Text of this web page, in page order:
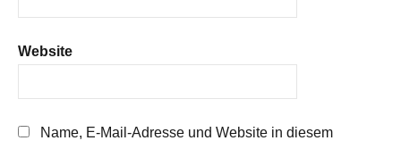
Website
Name, E-Mail-Adresse und Website in diesem